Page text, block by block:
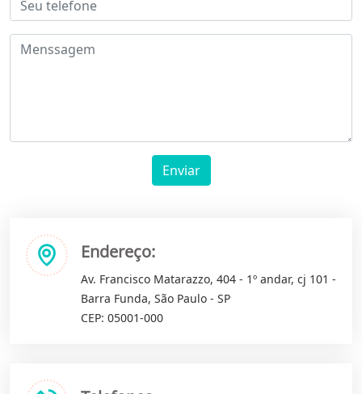
Enviar
Endereço:
Av. Francisco Matarazzo, 404 - 1º andar, cj 101 -
Barra Funda, São Paulo - SP
CEP: 05001-000